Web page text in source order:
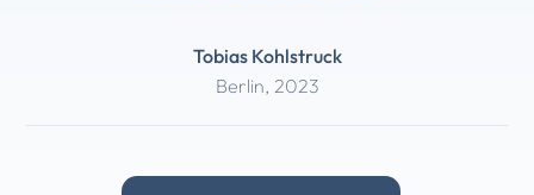
Tobias Kohlstruck
Berlin, 2023